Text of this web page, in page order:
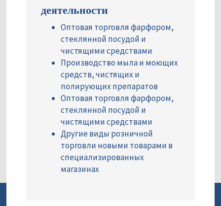
деятельности
Оптовая торговля фарфором,
стеклянной посудой и
чистящими средствами
Производство мыла и моющих
средств, чистящих и
полирующих препаратов
Оптовая торговля фарфором,
стеклянной посудой и
чистящими средствами
Другие виды розничной
торговли новыми товарами в
специализированных
магазинах